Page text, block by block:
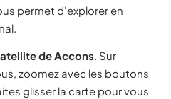
permet d'explorer en
de Accons. Sur
zoomez avec les boutons
glisser la carte pour vous